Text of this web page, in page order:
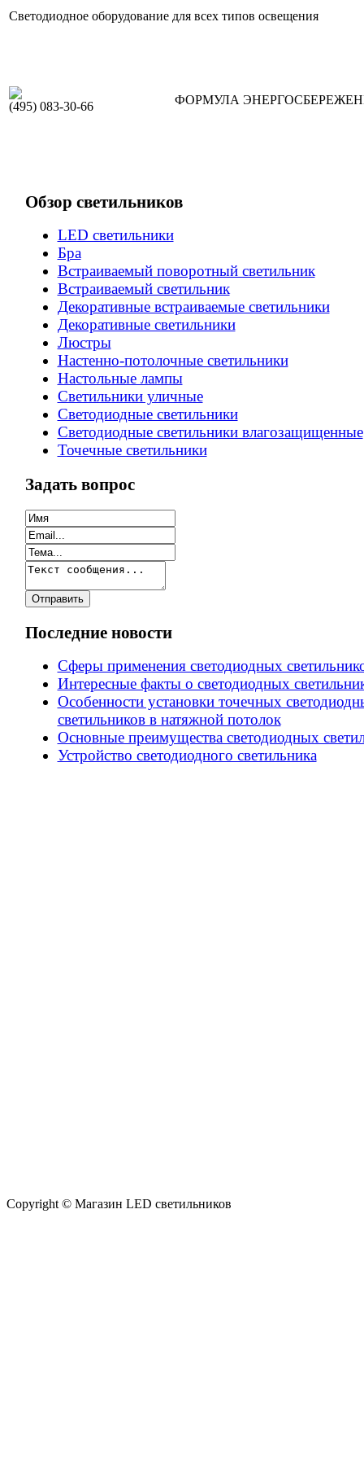
Светодиодное оборудование для всех типов освещения
(495) 083-30-66 ФОРМУЛА
Обзор светильников
LED светильники
Бра
Встраиваемый поворотный светильник
Встраиваемый светильник
Декоративные встраиваемые светильники
Декоративные светильники
Люстры
Настенно-потолочные светильники
Настольные лампы
Светильники уличные
Светодиодные светильники
Светодиодные светильники влагозащищенные
Точечные светильники
Задать вопрос
Последние новости
Сферы применения светодиодных
Интересные факты о светодиодных
Особенности установки точечных
светильников в натяжной потолок
Основные преимущества светодиодных
Устройство светодиодного светильника
Copyright © Магазин LED светильников